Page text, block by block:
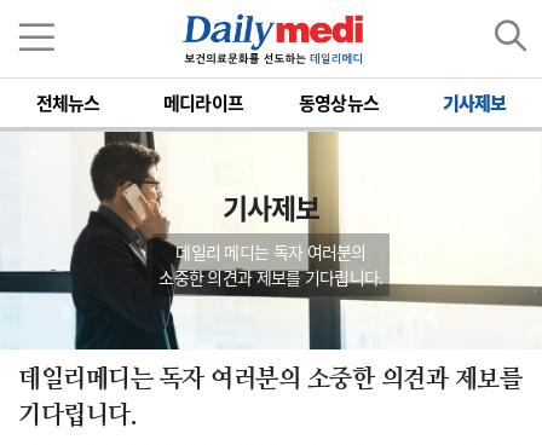
전체뉴스 메디라이프 동영상뉴스 기사제보
기사제보
데일리 메디는 독자 여러분의
소중한 의견과 제보를 기다립니다.
데일리메디는 독자 여러분의 소중한 의견과 제보를
기다립니다.